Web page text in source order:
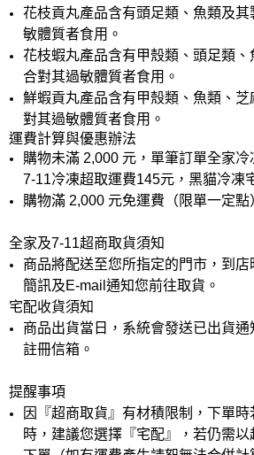
花枝貢丸產品含有頭足類、魚類及
敏體質者食用。
花枝蝦丸產品含有甲殼類、頭足類
合對其過敏體質者食用。
鮮蝦貢丸產品含有甲殼類、⿂類、
對其過敏體質者食用。
運費計算與優惠辦法
購物未滿 2,000 元，單筆訂單全家冷
7-11冷凍超取運費145元，黑貓冷凍
購物滿 2,000 元免運費（限單一定點
全家及7-11超商取貨須知
商品將配送至您所指定的門市，到
簡訊及E-mail通知您前往取貨。
宅配收貨須知
商品出貨當日，系統會發送已出貨
註冊信箱。
提醒事項
因『超商取貨』有材積限制，下單時
時，建議您選擇『宅配』，若仍需